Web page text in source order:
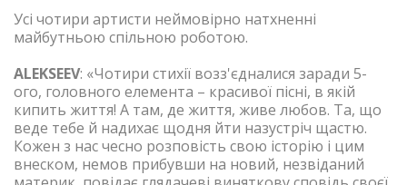
Усі чотири артисти неймовірно натхненні
майбутньою спільною роботою.
ALEKSEEV: «Чотири стихії возз'єдналися заради 5-
ого, головного елемента – красивої пісні, в якій
кипить життя! А там, де життя, живе любов. Та, що
веде тебе й надихає щодня йти назустріч щастю.
Кожен з нас чесно розповість свою історію і цим
внеском, немов прибувши на новий, незвіданий